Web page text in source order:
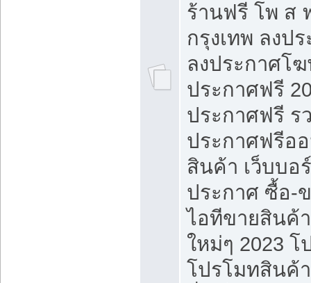
ร้านฟรี โพ ส
กรุงเทพ ลงป
ลงประกาศโ
ประกาศฟรี
ประกาศฟรี ร
ประกาศฟรีอ
สินค้า เว็บบอ
ประกาศ ซื้อ-
ไอทีขายสินค้
ใหม่ๆ 2023
โปรโมทสินค้